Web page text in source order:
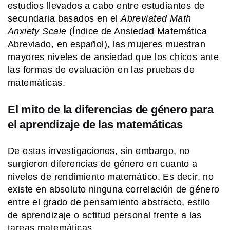
estudios llevados a cabo entre estudiantes de
secundaria basados en elAbreviated Math
Anxiety Scale (Índice de Ansiedad Matemática
Abreviado, en español), las mujeres muestran
mayores niveles de ansiedad que los chicos ante
las formas de evaluación en las pruebas de
matemáticas.
El mito de la diferencias de género para
el aprendizaje de las matemáticas
De estas investigaciones, sin embargo, no
surgieron diferencias de género en cuanto a
niveles de rendimiento matemático. Es decir, no
existe en absoluto ninguna correlación de género
entre el grado de pensamiento abstracto, estilo
de aprendizaje o actitud personal frente a las
tareas matemáticas.
MI PAIS
Existe un pueblo argentino en Salta
que solo se puede visitar por vía
terrestre si pasás por Bolivia
diferencian?
Barbican Estate: el complejo de
Londres que parece una ciudad
dentro de la ciudad
MI PAIS
La historia de la picada argentina y
sus sabores inmigrantes